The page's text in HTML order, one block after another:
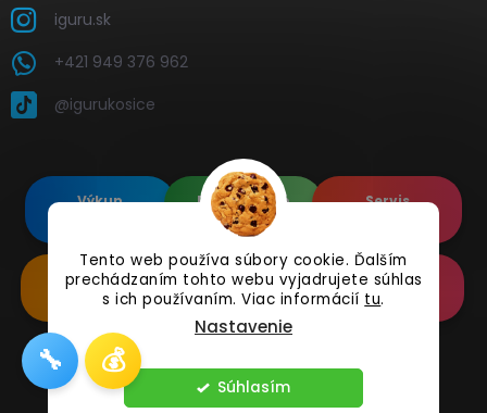
Tento web používa súbory cookie. Ďalším
prechádzaním tohto webu vyjadrujete súhlas
s ich používaním. Viac informácií tu.
Nastavenie
Súhlasím
iguru.sk
+421 949 376 962
@igurukosice
Výkup
Renovované
Apple's
Servis
Renovované
Samsung's
Doplnkové
Príslušenstvo
Online
Reklamácia
Copyright 2026 iguru.sk. Všetky práva vyhradené.
🔧 💰